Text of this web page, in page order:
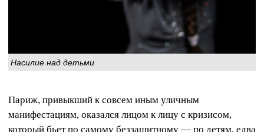
Насилие над детьми
Париж, привыкший к совсем иным уличным
манифестациям, оказался лицом к лицу с кризисом,
который бьет по самому беззащитному — по детям, едва